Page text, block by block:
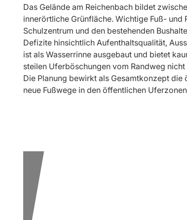
Das Gelände am Reichenbach bildet
innerörtliche Grünfläche. Wichtige Fuß-
Schulzentrum und den bestehenden
Defizite hinsichtlich Aufenthaltsqualität,
ist als Wasserrinne ausgebaut und bietet
steilen Uferböschungen vom Randweg
Die Planung bewirkt als Gesamtkonzept
neue Fußwege in den öffentlichen